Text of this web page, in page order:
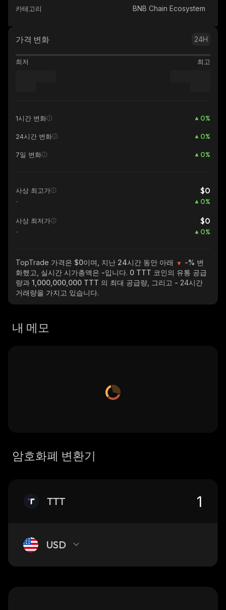
카테고리 BNB Chain Ecosystem
가격 변화 24H
최저 최고
1시간 변화 0%
24시간 변화 0%
7일 변화 0%
사상 최고가 $0
- 0%
사상 최저가 $0
- 0%
TopTrade 가격은 $0이며, 지난 24시간 동안 아래 -% 변
화했고, 실시간 시가총액은 -입니다. 0 TTT 코인의 유통 공급
량과 1,000,000,000 TTT 의 최대 공급량, 그리고 - 24시간
거래량을 가지고 있습니다.
내 메모
암호화폐 변환기
TTT
USD